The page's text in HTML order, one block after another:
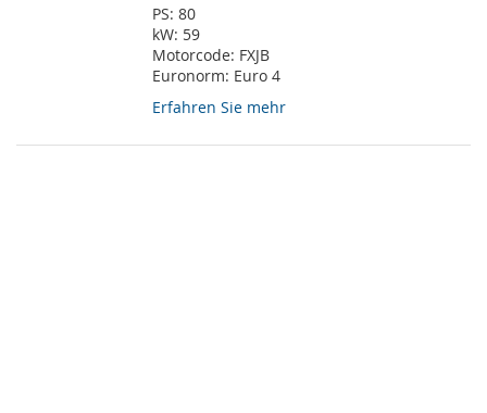
PS: 80
kW: 59
Motorcode: FXJB
Euronorm: Euro 4
Erfahren Sie mehr